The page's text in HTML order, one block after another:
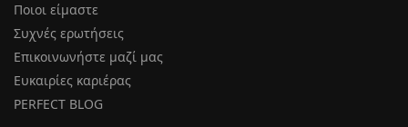
Ποιοι είμαστε
Συχνές ερωτήσεις
Επικοινωνήστε μαζί μας
Ευκαιρίες καριέρας
PERFECT BLOG